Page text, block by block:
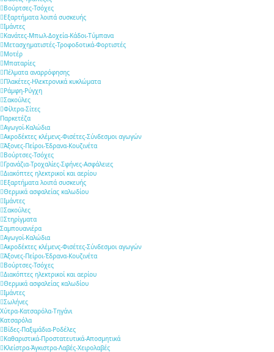
Βούρτσες-Τσόχες
Εξαρτήματα λοιπά συσκευής
Ιμάντες
Κανάτες-Μπωλ-Δοχεία-Κάδοι-Τύμπανα
Μετασχηματιστές-Τροφοδοτικά-Φορτιστές
Μοτέρ
Μπαταρίες
Πέλματα αναρρόφησης
Πλακέτες-Ηλεκτρονικά κυκλώματα
Ράμφη-Ρύγχη
Σακούλες
Φίλτρα-Σίτες
Παρκετέζα
Αγωγοί-Καλώδια
Ακροδέκτες κλέμενς-Φισέτες-Σύνδεσμοι αγωγών
Άξονες-Πείροι-Έδρανα-Κουζινέτα
Βούρτσες-Τσόχες
Γρανάζια-Τροχαλίες-Σφήνες-Ασφάλειες
Διακόπτες ηλεκτρικοί και αερίου
Εξαρτήματα λοιπά συσκευής
Θερμικά ασφαλείας καλωδίου
Ιμάντες
Σακούλες
Στηρίγματα
Σαμπουανιέρα
Αγωγοί-Καλώδια
Ακροδέκτες κλέμενς-Φισέτες-Σύνδεσμοι αγωγών
Άξονες-Πείροι-Έδρανα-Κουζινέτα
Βούρτσες-Τσόχες
Διακόπτες ηλεκτρικοί και αερίου
Θερμικά ασφαλείας καλωδίου
Ιμάντες
Σωλήνες
Χύτρα-Κατσαρόλα-Τηγάνι
Κατσαρόλα
Βίδες-Παξιμάδια-Ροδέλες
Καθαριστικά-Προστατευτικά-Αποσμητικά
Κλείστρα-Άγκιστρα-Λαβές-Χειρολαβές